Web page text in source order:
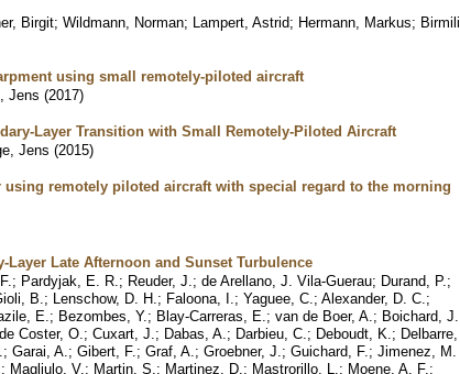
Birgit; Wildmann, Norman; Lampert, Astrid; Hermann, Markus; Birmili,
using small remotely-piloted aircraft
Jens (2017)
Layer Transition with Small Remotely-Piloted Aircraft
Jens (2015)
remotely piloted aircraft with special regard to the morning
Late Afternoon and Sunset Turbulence
; Pardyjak, E. R. ; Reuder, J. ; de Arellano, J. Vila-Guerau; Durand, P. ;
B. ; Lenschow, D. H. ; Faloona, I. ; Yaguee, C. ; Alexander, D. C. ;
E. ; Bezombes, Y. ; Blay-Carreras, E. ; van de Boer, A. ; Boichard, J.
de Coster, O. ; Cuxart, J. ; Dabas, A. ; Darbieu, C. ; Deboudt, K. ; Delbarre,
; Garai, A. ; Gibert, F. ; Graf, A. ; Groebner, J. ; Guichard, F. ; Jimenez, M.
; Magliulo, V. ; Martin, S. ; Martinez, D. ; Mastrorillo, L. ; Moene, A. F. ;